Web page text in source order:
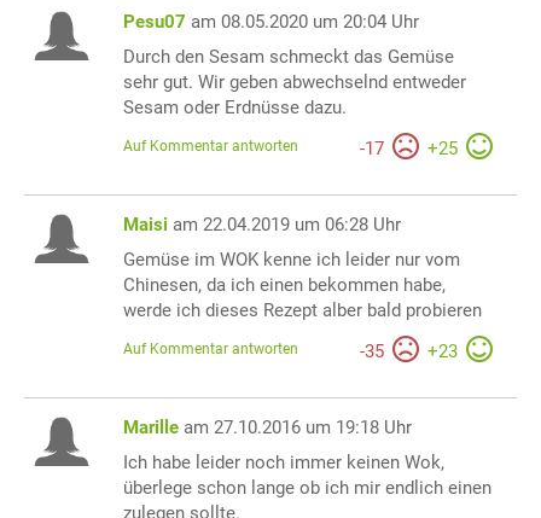
Pesu07 am 08.05.2020 um 20:04 Uhr
Durch den Sesam schmeckt das Gemüse
sehr gut. Wir geben abwechselnd entweder
Sesam oder Erdnüsse dazu.
-17 +25
Auf Kommentar antworten
Maisi am 22.04.2019 um 06:28 Uhr
Gemüse im WOK kenne ich leider nur vom
Chinesen, da ich einen bekommen habe,
werde ich dieses Rezept alber bald probieren
-35 +23
Auf Kommentar antworten
Marille am 27.10.2016 um 19:18 Uhr
Ich habe leider noch immer keinen Wok,
überlege schon lange ob ich mir endlich einen